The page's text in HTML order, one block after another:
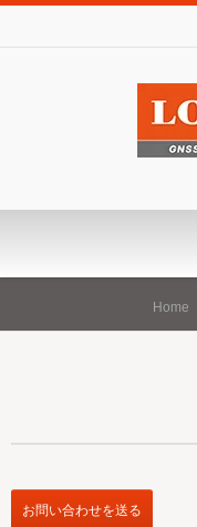
Home
お問い合わせを送る